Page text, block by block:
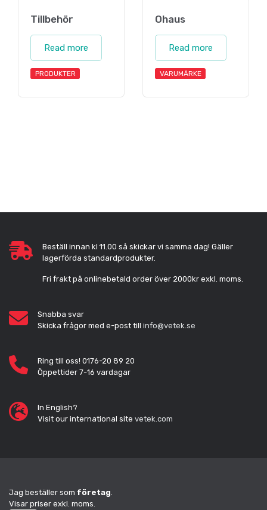
Tillbehör
Read more
PRODUKTER
Ohaus
Read more
VARUMÄRKE
Beställ innan kl 11.00 så skickar vi samma dag! Gäller
lagerförda standardprodukter.
Fri frakt på onlinebetald order över 2000kr exkl. moms.
Snabba svar
Skicka frågor med e-post till info@vetek.se
Ring till oss! 0176-20 89 20
Öppettider 7-16 vardagar
In English?
Visit our international site vetek.com
Jag beställer som företag
Visar priser exkl. moms.